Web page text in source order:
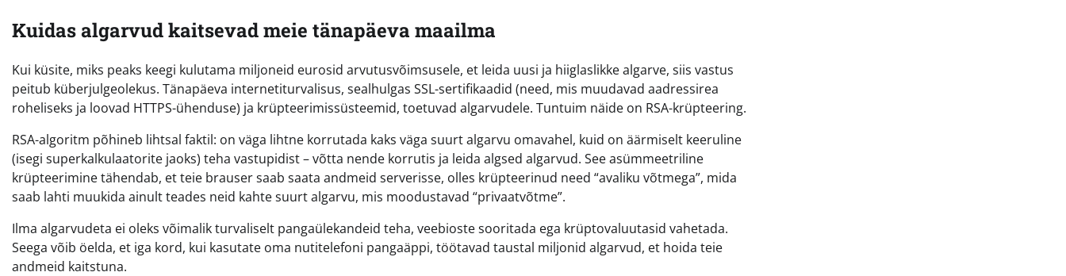
Kuidas algarvud kaitsevad meie tänapäeva maailma
Kui küsite, miks peaks keegi kulutama miljoneid eurosid arvutusvõimsusele, et leida uusi ja hiiglaslikke algarve, siis vastus
peitub küberjulgeolekus. Tänapäeva internetiturvalisus, sealhulgas SSL-sertifikaadid (need, mis muudavad aadressirea
roheliseks ja loovad HTTPS-ühenduse) ja krüpteerimissüsteemid, toetuvad algarvudele. Tuntuim näide on RSA-krüpteering.
RSA-algoritm põhineb lihtsal faktil: on väga lihtne korrutada kaks väga suurt algarvu omavahel, kuid on äärmiselt keeruline
(isegi superkalkulaatorite jaoks) teha vastupidist – võtta nende korrutis ja leida algsed algarvud. See asümmeetriline
krüpteerimine tähendab, et teie brauser saab saata andmeid serverisse, olles krüpteerinud need “avaliku võtmega”, mida
saab lahti muukida ainult teades neid kahte suurt algarvu, mis moodustavad “privaatvõtme”.
Ilma algarvudeta ei oleks võimalik turvaliselt pangaülekandeid teha, veebioste sooritada ega krüptovaluutasid vahetada.
Seega võib öelda, et iga kord, kui kasutate oma nutitelefoni pangaäppi, töötavad taustal miljonid algarvud, et hoida teie
andmeid kaitstuna.